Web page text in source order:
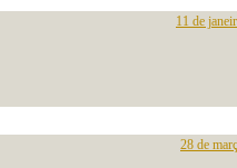
11 de
28 de